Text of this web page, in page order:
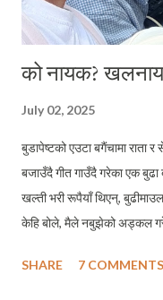
को नायक?
July 02, 2025
बुडापेष्टको एउटा बगैंचामा राता
बजाउँदै गीत गाउँदै गरेका एक बुढा
खल्ती भरी रूपैयाँ थिएन्,
केहि बोले, मैले नबुझेको अड्कल
बडो उत्साहित हुँदै प्रश्न गरे ।
SHARE 7 COMMENTS